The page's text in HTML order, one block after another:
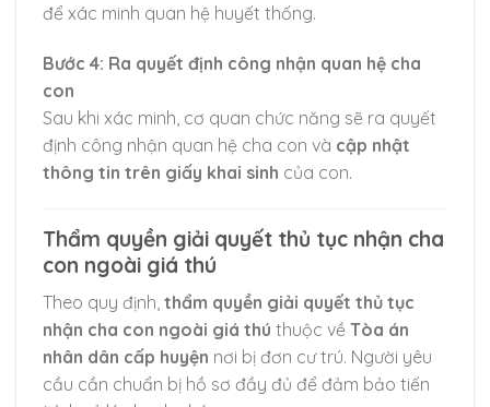
để xác minh quan hệ huyết thống.
Bước 4: Ra quyết định công nhận quan hệ cha
con
Sau khi xác minh, cơ quan chức năng sẽ ra quyết
định công nhận quan hệ cha con và cập nhật
thông tin trên giấy khai sinh của con.
Thẩm quyền giải quyết thủ tục nhận cha
con ngoài giá thú
Theo quy định, thẩm quyền giải quyết thủ tục
nhận cha con ngoài giá thú thuộc về Tòa án
nhân dân cấp huyện nơi bị đơn cư trú. Người yêu
cầu cần chuẩn bị hồ sơ đầy đủ để đảm bảo tiến